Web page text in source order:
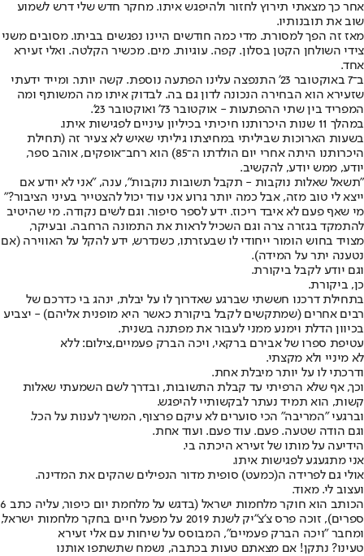
אחר כך מצאתי תירוץ לחזור ולהיפגש איתו. מחקר חדש שלי דרש לשמוע
שוב את תובנותיו.
מאז זה הפך למסורת. מדי כמה חודשים היינו נפגשים בביתו. מסובים משני
צידי השולחן הקטן בסלון. קפה. עוגיות. מים. מכשיר הקלטה. ואלי זעירא
אחד.
ב־7 באוקטובר 23' התנפצה עלינו הפתעה נוספת. קשה יותר. ומייד ידעתי
שזעירא הוא הבחירה הנכונה לדון גם בה. לבדוק איתו מה המשותף ומה
המפריד בין שתי ההפתעות - אוקטובר 73' ואוקטובר 23'.
במהלך 11 שנות היכרותנו חיכיתי בכיליון עיניים לפגישות איתו.
בשעות הארוכות שביליתי במחיצתו גיליתי שאיש לא צעיר זה (תחילת
היכרותנו היתה אחרי יום הולדתו ה־85) הוא רחב־אופקים, אוהב ספר,
יודע, ממש יודע, להקשיב.
"תשאל שאלות נוקבות - תקבל תשובות נוקבות", ענה, "אני לא יודע אם
ייצא לי טוב מזה, אבל כמה יותר גרוע אני עוד יכול להצטייר בעיני הציבור?"
מי שאף פעם לא איבד ריכוז. ידע לספר סיפור. וגם לשים נקודה. מי שהיטיב
להתמקד בגזרה צרה וגם השכיל לראות את התמונה הרחבה. ובעיקר,
מצויד בחוש הומור ייחודי לו שבעזרתו, כשנדרש, ידע להקל על האווירה (אם
נטענה יתר על המידה).
וגם יודע לקבל ביקורת.
כן, ביקורת.
בתחילת דרכנו חששתי שברגע שאדרוך לו על יבלת, ינהג בי כדרכם של
רבים אחרים (שמתקשים לקבל ביקורת כאשר היא מופנית אליהם) - יצביע
בכיוון הדלת וימנע ממני לעבור את מפתנה בשנית.
עטיפת ספרו של אבירם ברקאי, ויכה הברק פעמיים,צילום: ללא
לא מיניי ולא מקצתי.
ודרכתי לו על יותר מיבלת אחת.
וכך, אף שלא הרפיתי עד קבלת התשובות, ובדרך לשם השמעתי שאלות
קשות, הוא תמיד נעתר לבקשותיי להיפגש.
וברגעי "המריבה" הכי סוערים לא עיקם פרצוף, המשיך לענות על הכל.
וגם הודה שטעה. פעם. עוד פעם. ועוד אחת.
הידיעה על מותו של זעירא היכתה בי.
אני מתגעגע לפגישות איתו.
אולי גם לפרידה ה(כמעט) סופית מדור הנפילים שהקים את המדינה.
ועצוב לי. מאוד.
הכותב הוא חוקר מלחמות ישראל (בדגש על מלחמת יום כיפור, עליה כתב 6
ספרים), זוכה פרס צ'צ"יק לשנת 2019 על מפעל חיים בחקר מלחמות ישראל,
ומחבר "ויכה הברק פעמיים", המבוסס על שיחות עם אלי זעירא
טעינו? נתקן! אם מצאתם טעות בכתבה, נשמח שתשתפו אותנו